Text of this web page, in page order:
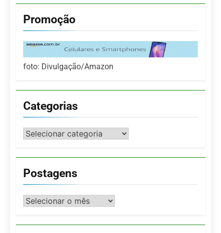
Promoção
foto: Divulgação/Amazon
Categorias
Categorias
Postagens
Postagens